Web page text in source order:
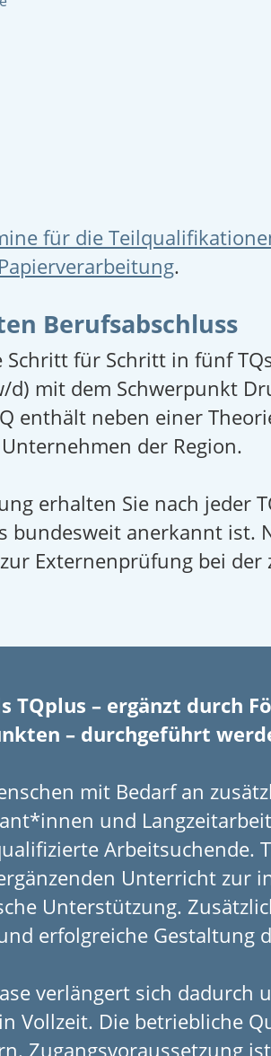
für die
.
Berufsabschluss
für Schritt in fünf
mit dem Schwerpunkt
enthält neben einer
der Region.
erhalten Sie nach jeder
bundesweit anerkannt ist.
Externenprüfung bei
TQplus – ergänzt durch
– durchgeführt
mit Bedarf an
und
Arbeitsuchende.
Unterricht zur
Unter­stützung.
erfolgreiche Gestaltung
verlängert sich dadurch
Vollzeit. Die betrieb­liche
Zugangs­voraussetzung